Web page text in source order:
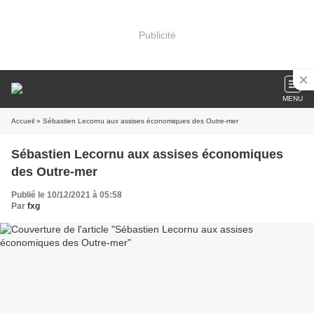
Publicité
MENU
Accueil » Sébastien Lecornu aux assises économiques des Outre-mer
Sébastien Lecornu aux assises économiques
des Outre-mer
Publié le 10/12/2021 à 05:58
Par fxg